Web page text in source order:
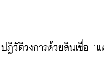
ฏิวัติวงการด้วยสินเชื่อ ‘